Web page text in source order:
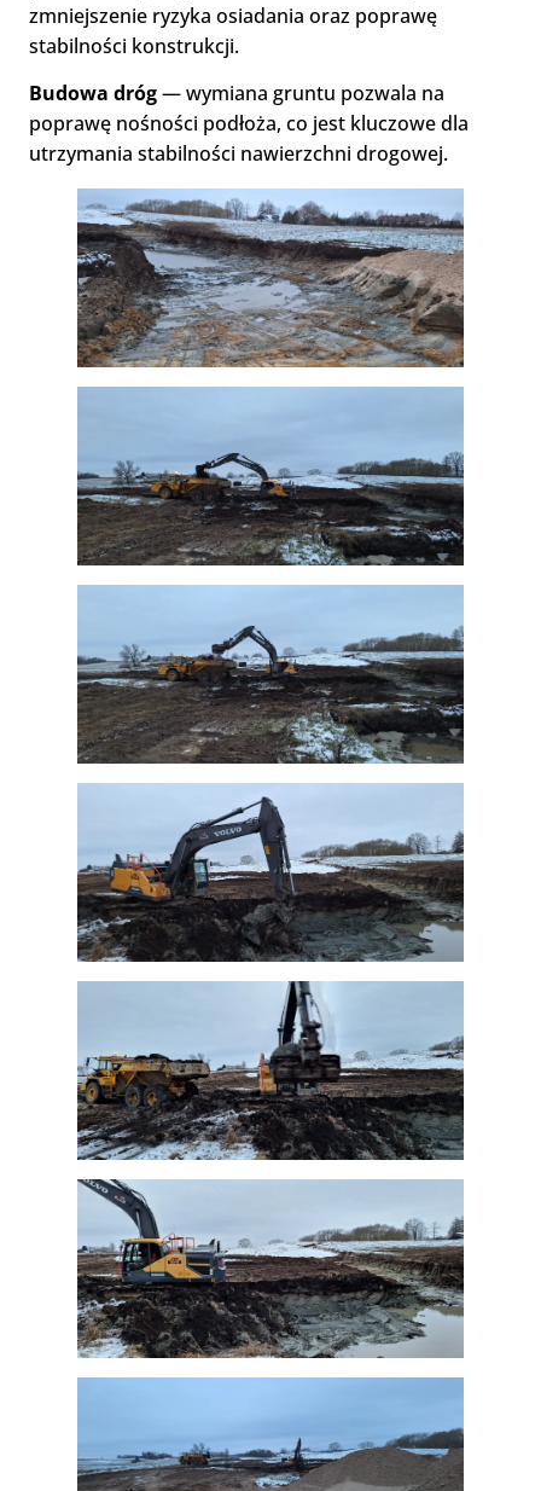
zmniejszenie ryzyka osiadania oraz poprawę
stabilności konstrukcji.
Budowa dróg— wymiana gruntu pozwala na
poprawę nośności podłoża, co jest kluczowe dla
utrzymania stabilności nawierzchni drogowej.